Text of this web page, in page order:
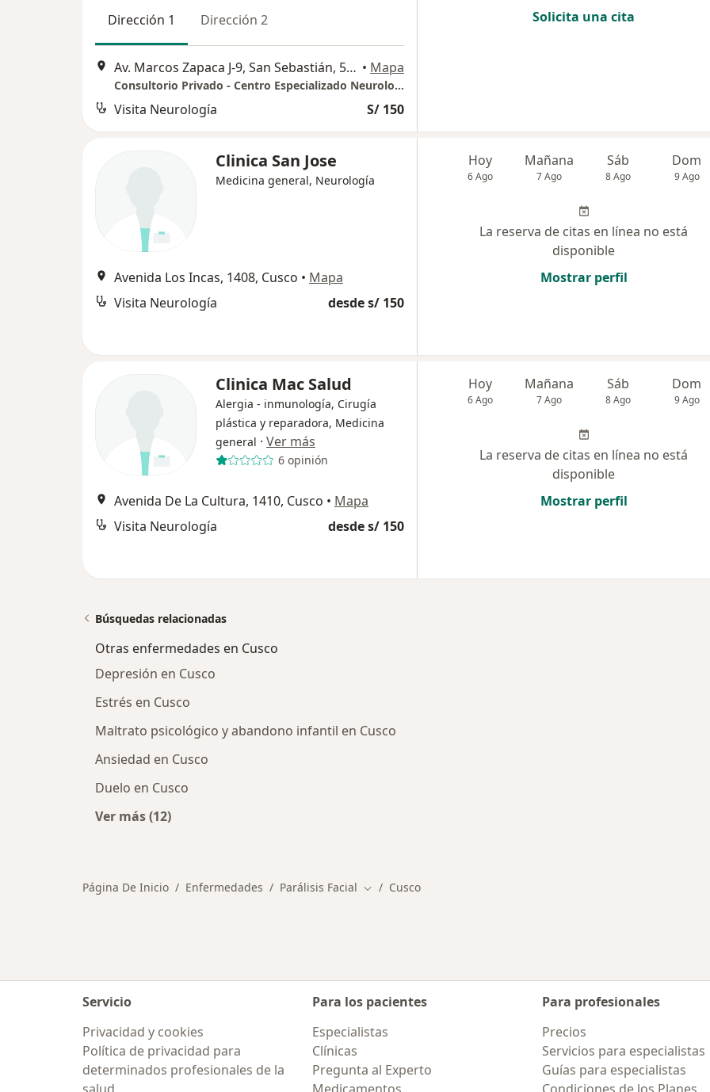
Dirección 1 Dirección 2
Av. Marcos Zapaca J-9, San Sebastián, 5to paradero costado Centro de Salud San Sebastián (Frente a Sauna Oasis), Cusco • Mapa
Consultorio Privado - Centro Especializado Neurología Cusco
Visita Neurología S/ 150
Solicita una cita
Clinica San Jose
Medicina general, Neurología
Avenida Los Incas, 1408, Cusco • Mapa
Visita Neurología
desde s/ 150
Hoy
6 Ago
Mañana
7 Ago
Sáb
8 Ago
Dom
9 Ago
La reserva de citas en línea no está
disponible
Mostrar perfil
Clinica Mac Salud
Alergia - inmunología, Cirugía
plástica y reparadora, Medicina
general · Ver más
6 opinión
Avenida De La Cultura, 1410, Cusco • Mapa
Visita Neurología
desde s/ 150
Hoy
6 Ago
Mañana
7 Ago
Sáb
8 Ago
Dom
9 Ago
La reserva de citas en línea no está
disponible
Mostrar perfil
Búsquedas relacionadas
Otras enfermedades en Cusco
Depresión en Cusco
Estrés en Cusco
Maltrato psicológico y abandono infantil en Cusco
Ansiedad en Cusco
Duelo en Cusco
Ver más (12)
Página De Inicio Enfermedades Parálisis Facial Cambiar de ciudad
Cusco
Servicio
Privacidad y cookies
Política de privacidad para
determinados profesionales de la
Para los pacientes
Especialistas
Clínicas
Pregunta al Experto
Para profesionales
Precios
Servicios para especialistas
Guías para especialistas